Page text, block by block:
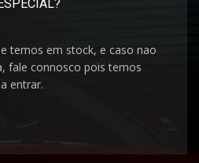
temos em stock, e caso nao
fale connosco pois temos
entrar.